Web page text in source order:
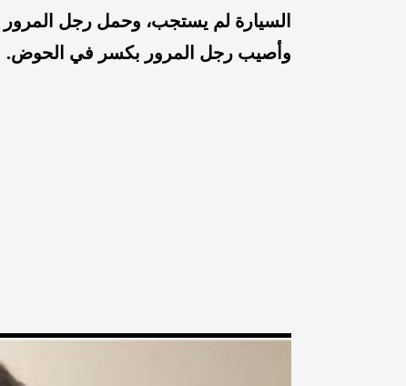
السيارة لم يستجب، وحمل رجل
وأصيب رجل المرور بكسر في الحوض.